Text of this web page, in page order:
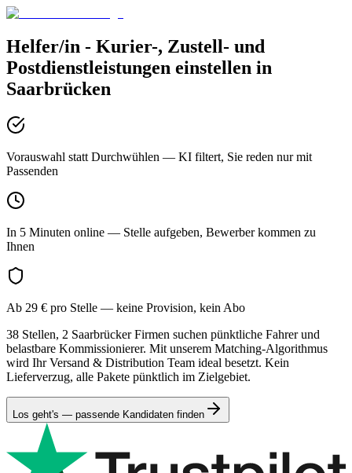
Helfer/in - Kurier-, Zustell- und
Postdienstleistungen einstellen in
Saarbrücken
Vorauswahl statt Durchwühlen — KI filtert, Sie reden nur mit
Passenden
In 5 Minuten online — Stelle aufgeben, Bewerber kommen zu
Ihnen
Ab 29 € pro Stelle — keine Provision, kein Abo
38 Stellen, 2 Saarbrücker Firmen suchen pünktliche Fahrer und
belastbare Kommissionierer. Mit unserem Matching-Algorithmus
wird Ihr Versand & Distribution Team ideal besetzt. Kein
Lieferverzug, alle Pakete pünktlich im Zielgebiet.
Los geht's — passende Kandidaten finden